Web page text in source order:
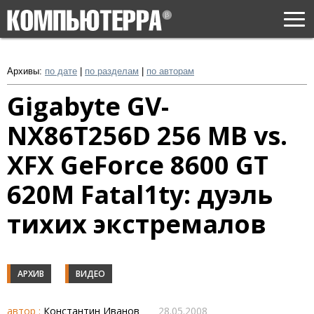
Архивы: по дате по разделам по авторам
Gigabyte GV-
NX86T256D 256 MB vs.
XFX GeForce 8600 GT
620M Fatal1ty: дуэль
тихих экстремалов
АРХИВ ВИДЕО
автор : Константин Иванов 28.05.2008